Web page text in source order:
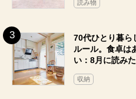
読み物
70代ひとり暮ら
ルール。食卓は
い：8月に読み
収納